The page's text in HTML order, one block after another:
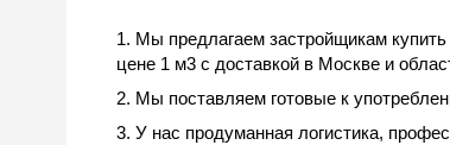
Мы предлагаем застройщикам купить
цене 1 м3 с доставкой в Москве и
Мы поставляем готовые к
У нас продуманная логистика,